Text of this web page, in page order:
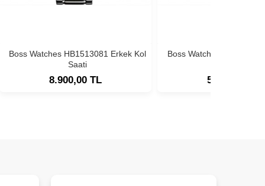
Boss Watches HB1513081 Erkek Kol
Saati
8.900,00 TL
Boss Watches
5.900,00 TL